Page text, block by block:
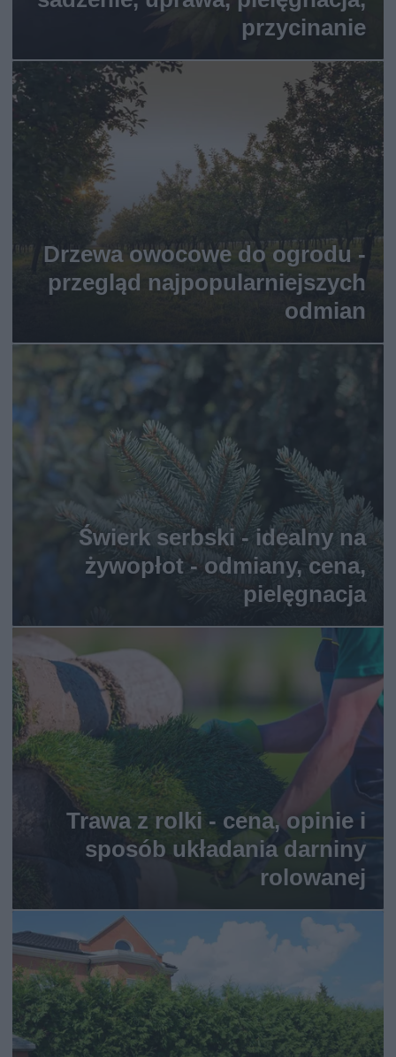
przycinanie
Drzewa owocowe do ogrodu -
przegląd najpopularniejszych
odmian
Świerk serbski - idealny na
żywopłot - odmiany, cena,
pielęgnacja
Trawa z rolki - cena, opinie i
sposób układania darniny
rolowanej